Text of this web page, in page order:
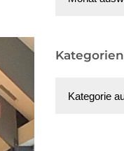
Kategorien